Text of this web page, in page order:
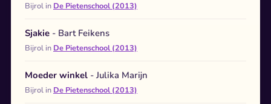
Bijrol in De Pietenschool (2013)
Sjakie - Bart Feikens
Bijrol in De Pietenschool (2013)
Moeder winkel - Julika Marijn
Bijrol in De Pietenschool (2013)